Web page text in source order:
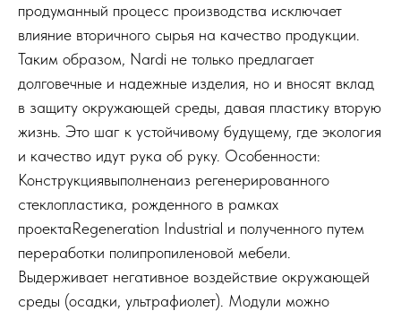
продуманный процесс производства исключает
влияние вторичного сырья на качество продукции.
Таким образом, Nardi не только предлагает
долговечные и надежные изделия, но и вносят вклад
в защиту окружающей среды, давая пластику вторую
жизнь. Это шаг к устойчивому будущему, где экология
и качество идут рука об руку. Особенности:
Конструкциявыполненаиз регенерированного
стеклопластика, рожденного в рамках
проектаRegeneration Industrial и полученного путем
переработки полипропиленовой мебели.
Выдерживает негативное воздействие окружающей
среды (осадки, ультрафиолет). Модули можно